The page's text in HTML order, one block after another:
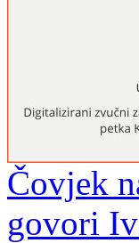
Čovjek
govori